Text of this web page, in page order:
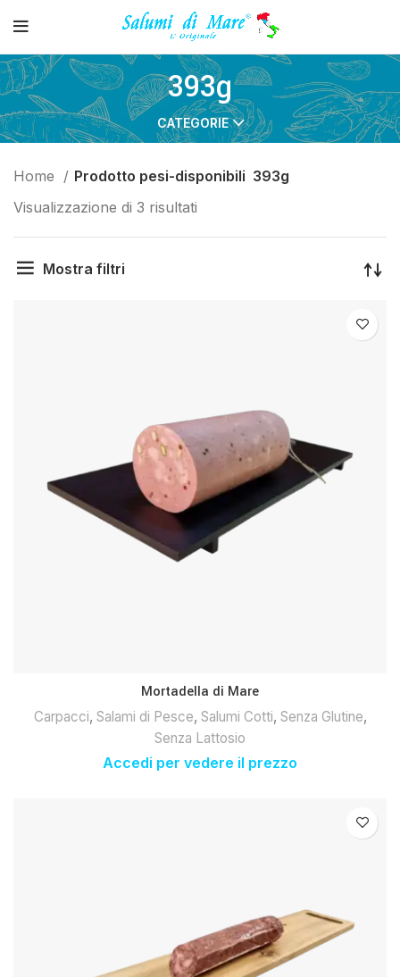
393g
CATEGORIE
Home Prodotto pesi-disponibili 393g
Visualizzazione di 3 risultati
Mostra filtri
Mortadella di Mare
Carpacci, Salami di Pesce, Salumi Cotti, Senza Glutine,
Senza Lattosio
Accedi per vedere il prezzo